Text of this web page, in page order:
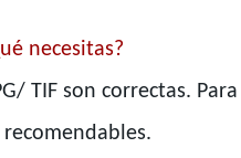
necesitas?
TIF son correctas.